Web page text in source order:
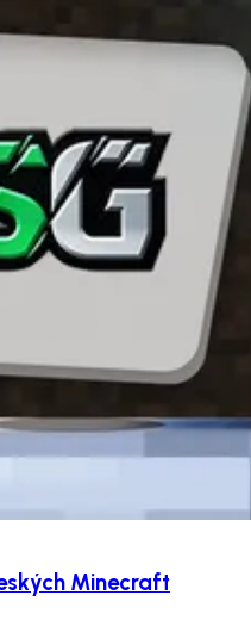
Minecraft